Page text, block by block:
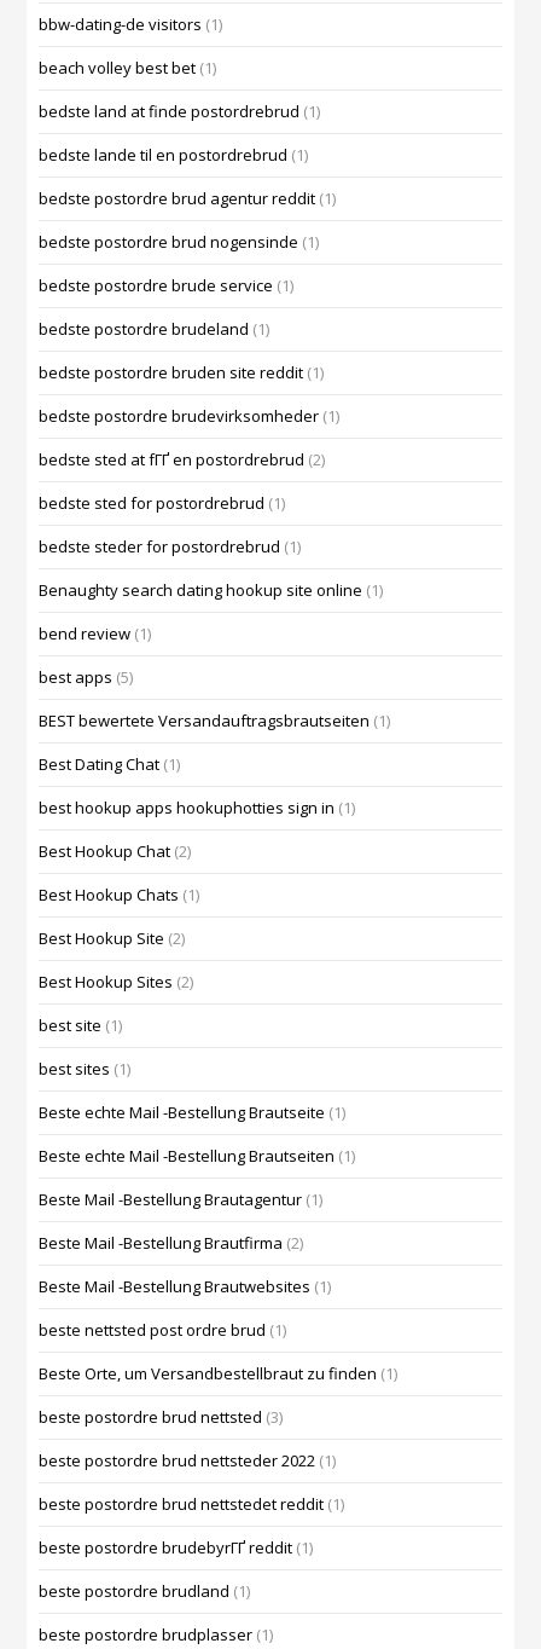
bbw-dating-de visitors (1)
beach volley best bet (1)
bedste land at finde postordrebrud (1)
bedste lande til en postordrebrud (1)
bedste postordre brud agentur reddit (1)
bedste postordre brud nogensinde (1)
bedste postordre brude service (1)
bedste postordre brudeland (1)
bedste postordre bruden site reddit (1)
bedste postordre brudevirksomheder (1)
bedste sted at fГҐ en postordrebrud (2)
bedste sted for postordrebrud (1)
bedste steder for postordrebrud (1)
Benaughty search dating hookup site online (1)
bend review (1)
best apps (5)
BEST bewertete Versandauftragsbrautseiten (1)
Best Dating Chat (1)
best hookup apps hookuphotties sign in (1)
Best Hookup Chat (2)
Best Hookup Chats (1)
Best Hookup Site (2)
Best Hookup Sites (2)
best site (1)
best sites (1)
Beste echte Mail -Bestellung Brautseite (1)
Beste echte Mail -Bestellung Brautseiten (1)
Beste Mail -Bestellung Brautagentur (1)
Beste Mail -Bestellung Brautfirma (2)
Beste Mail -Bestellung Brautwebsites (1)
beste nettsted post ordre brud (1)
Beste Orte, um Versandbestellbraut zu finden (1)
beste postordre brud nettsted (3)
beste postordre brud nettsteder 2022 (1)
beste postordre brud nettstedet reddit (1)
beste postordre brudebyrГҐ reddit (1)
beste postordre brudland (1)
beste postordre brudplasser (1)